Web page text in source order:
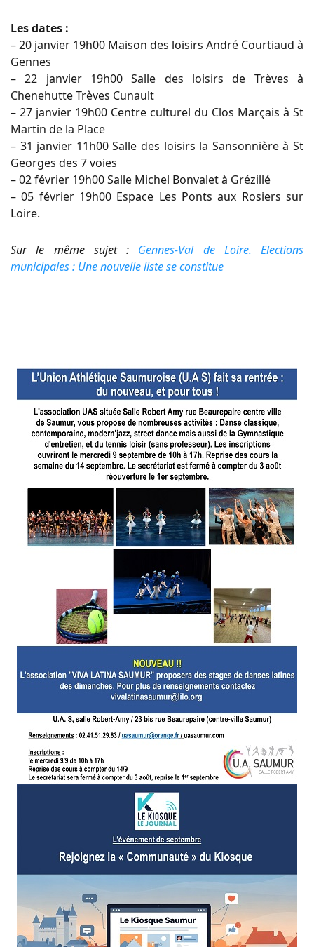
Les dates :
– 20 janvier 19h00 Maison des loisirs André Courtiaud à
Gennes
– 22 janvier 19h00 Salle des loisirs de Trèves à
Chenehutte Trèves Cunault
– 27 janvier 19h00 Centre culturel du Clos Marçais à St
Martin de la Place
– 31 janvier 11h00 Salle des loisirs la Sansonnière à St
Georges des 7 voies
– 02 février 19h00 Salle Michel Bonvalet à Grézillé
– 05 février 19h00 Espace Les Ponts aux Rosiers sur
Loire.
Sur le même sujet : Gennes-Val de Loire. Elections
municipales : Une nouvelle liste se constitue